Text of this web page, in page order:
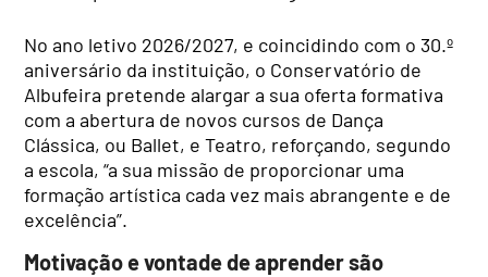
No ano letivo 2026/2027, e coincidindo com o 30.º
aniversário da instituição, o Conservatório de
Albufeira pretende alargar a sua oferta formativa
com a abertura de novos cursos de Dança
Clássica, ou Ballet, e Teatro, reforçando, segundo
a escola, “a sua missão de proporcionar uma
formação artística cada vez mais abrangente e de
excelência”.
Motivação e vontade de aprender são